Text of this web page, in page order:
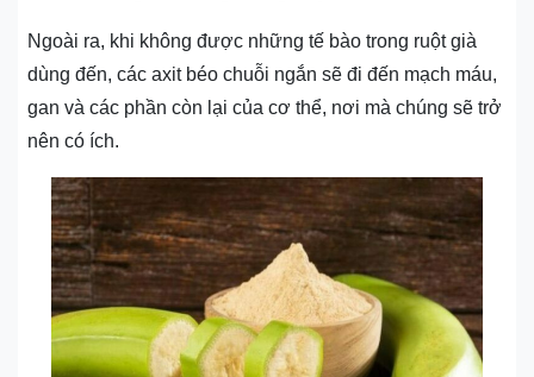
Ngoài ra, khi không được những tế bào trong ruột già
dùng đến, các axit béo chuỗi ngắn sẽ đi đến mạch máu,
gan và các phần còn lại của cơ thể, nơi mà chúng sẽ trở
nên có ích.